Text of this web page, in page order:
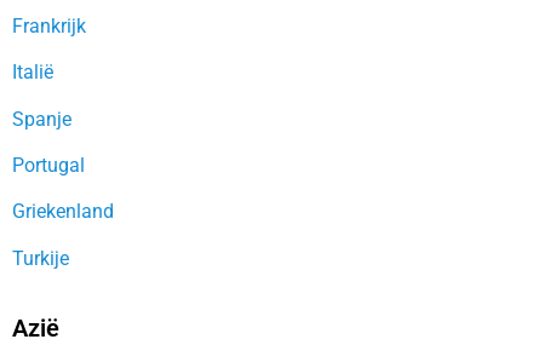
Frankrijk
Italië
Spanje
Portugal
Griekenland
Turkije
Azië